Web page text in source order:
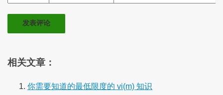
相关文章：
你需要知道的最低限度的 vi(m) 知识